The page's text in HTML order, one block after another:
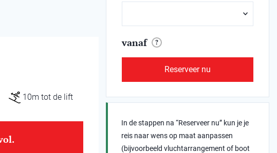
10m tot de lift
vanaf ?
Reserveer nu
In de stappen na “Reserveer nu” kun je je
reis naar wens op maat aanpassen
(bijvoorbeeld vluchtarrangement of boot